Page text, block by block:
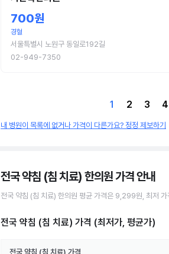
700원
경혈
서울특별시 노원구 동일로192길
02-949-7350
1 2 3 4
내 병원이 목록에 없거나 가격이 다른가요? 정정 제보하기
전국 약침 (침 치료) 한의원가격 안내
전국 약침 (침 치료) 한의원 평균 가격은 9,299원 , 최저
전국 약침 (침 치료) 가격 (최저가, 평균가)
전국 약침 (침 치료) 가격